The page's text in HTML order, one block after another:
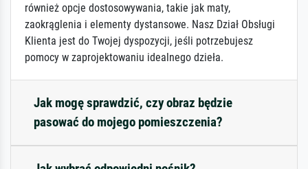
również opcje dostosowywania, takie jak maty,
zaokrąglenia i elementy dystansowe. Nasz Dział Obsługi
Klienta jest do Twojej dyspozycji, jeśli potrzebujesz
pomocy w zaprojektowaniu idealnego dzieła.
Jak mogę sprawdzić, czy obraz będzie
pasować do mojego pomieszczenia?